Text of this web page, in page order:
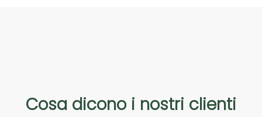
Cosa dicono i nostri clienti